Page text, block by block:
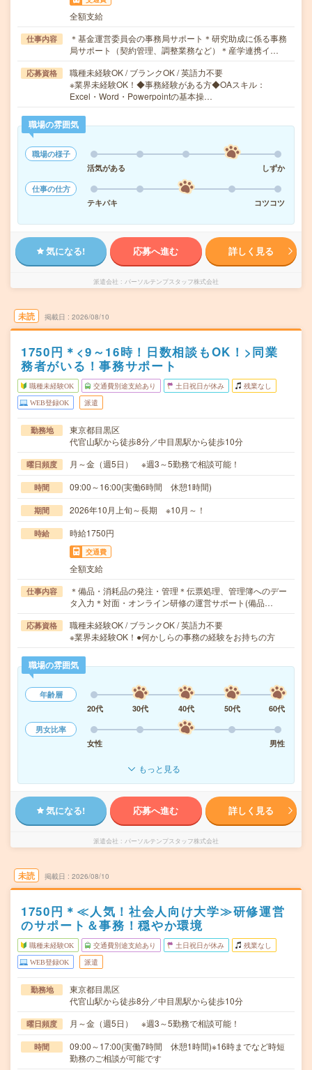
全額支給
仕事内容
＊基金運営委員会の事務局サポート＊研究助成に係る事務
局サポート（契約管理、調整業務など）＊産学連携イ…
応募資格
職種未経験OK / ブランクOK / 英語力不要
※業界未経験OK！◆事務経験がある方◆OAスキル：
Excel・Word・Powerpointの基本操…
職場の雰囲気
職場の様子
活気がある
しずか
仕事の仕方
テキパキ
コツコツ
気になる! 応募へ進む 詳しく見る
派遣会社 パーソルテンプスタッフ株式会社
未読 掲載日 2026/08/10
1750円＊<9～16時！日数相談もOK！>同業
務者がいる！事務サポート
職種未経験OK 交通費別途支給あり 土日祝日が休み 残業なし
WEB登録OK 派遣
勤務地
東京都目黒区
代官山駅から徒歩8分／中目黒駅から徒歩10分
曜日頻度 月～金（週5日） ※週3～5勤務で相談可能！
時間 09:00～16:00(実働6時間 休憩1時間)
期間 2026年10月上旬～長期 ※10月～！
時給 時給1750円
交通費
全額支給
仕事内容
＊備品・消耗品の発注・管理＊伝票処理、管理簿へのデー
タ入力＊対面・オンライン研修の運営サポート(備品…
応募資格
職種未経験OK / ブランクOK / 英語力不要
※業界未経験OK！●何かしらの事務の経験をお持ちの方
職場の雰囲気
年齢層
20代
30代 40代 50代
60代
男女比率
女性
男性
もっと見る
気になる! 応募へ進む 詳しく見る
派遣会社 パーソルテンプスタッフ株式会社
未読 掲載日 2026/08/10
1750円＊≪人気！社会人向け大学≫研修運営
のサポート＆事務！穏やか環境
職種未経験OK 交通費別途支給あり 土日祝日が休み 残業なし
WEB登録OK 派遣
勤務地
東京都目黒区
代官山駅から徒歩8分／中目黒駅から徒歩10分
曜日頻度 月～金（週5日） ※週3～5勤務で相談可能！
時間
09:00～17:00(実働7時間 休憩1時間)※16時までなど時短
勤務のご相談が可能です